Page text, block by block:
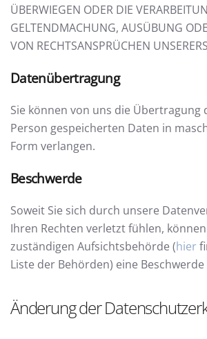
ÜBERWIEGEN ODER DIE
GELTENDMACHUNG, AUSÜBUNG
VON RECHTSANSPRÜCHEN
Datenübertragung
Sie können von uns die Übertragung
Person gespeicherten Daten in
Form verlangen.
Beschwerde
Soweit Sie sich durch unsere
Ihren Rechten verletzt fühlen,
zuständigen Aufsichtsbehörde (hier
Liste der Behörden) eine
Änderung der